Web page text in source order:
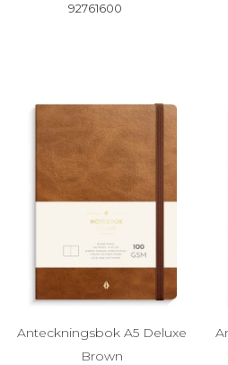
92761600
Anteckningsbok A5 Deluxe
Brown